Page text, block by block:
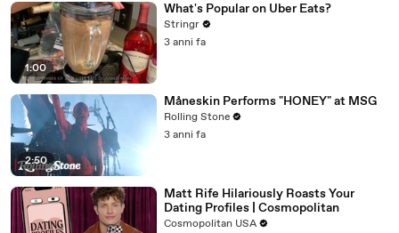
1:00
What's Popular on Uber Eats?
Stringr
3 anni fa
2:50
Måneskin Performs "HONEY" at MSG
Rolling Stone
3 anni fa
Matt Rife Hilariously Roasts Your
Dating Profiles | Cosmopolitan
Cosmopolitan USA